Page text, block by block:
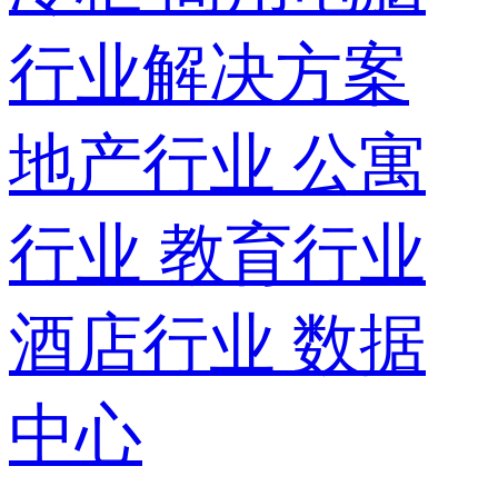
行业解决方案
地产行业 公寓
行业 教育行业
酒店行业 数据
中心